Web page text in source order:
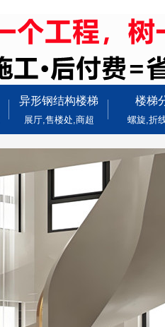
异形钢结构楼梯
展厅,售楼处,商超
楼梯
螺旋,折